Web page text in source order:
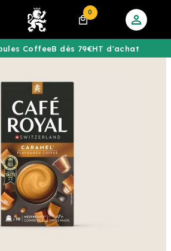
0
CoffeeB dès 79€HT d'achat